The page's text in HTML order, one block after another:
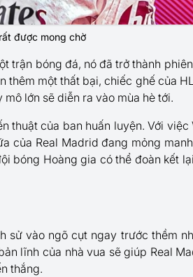
được mong chờ
trận bóng đá, nó đã trở thành
thêm một thất bại, chiếc ghế của
lớn sẽ diễn ra vào mùa hè tới.
thuật của ban huấn luyện. Với việc
của Real Madrid đang mỏng
bóng Hoàng gia có thể đoàn kết
sử vào ngõ cụt ngay trước thềm
lĩnh của nhà vua sẽ giúp Real
thắng.